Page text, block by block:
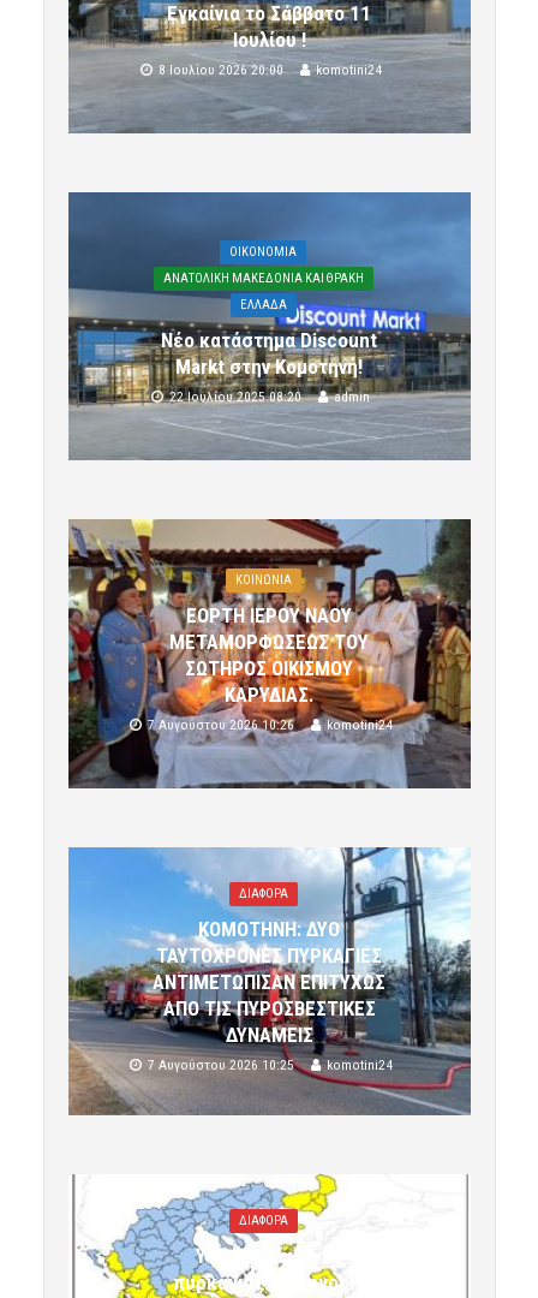
Εγκαίνια το Σάββατο 11
Ιουλίου !
8 Ιουλίου 2026 20:00 komotini24
OIKONOMIA
ΑΝΑΤΟΛΙΚΗ ΜΑΚΕΔΟΝΙΑ ΚΑΙ ΘΡΑΚΗ
ΕΛΛΑΔΑ
Νέο κατάστημα Discount
Markt στην Κομοτηνή!
22 Ιουλίου 2025 08:20 admin
ΚΟΙΝΩΝΙΑ
ΕΟΡΤΗ ΙΕΡΟΥ ΝΑΟΥ
ΜΕΤΑΜΟΡΦΩΣΕΩΣ ΤΟΥ
ΣΩΤΗΡΟΣ ΟΙΚΙΣΜΟΥ
ΚΑΡΥΔΙΑΣ.
7 Αυγούστου 2026 10:26 komotini24
ΔΙΑΦΟΡΑ
ΚΟΜΟΤΗΝΗ: ΔΥΟ
ΤΑΥΤΟΧΡΟΝΕΣ ΠΥΡΚΑΓΙΕΣ
ΑΝΤΙΜΕΤΩΠΙΣΑΝ ΕΠΙΤΥΧΩΣ
ΑΠΟ ΤΙΣ ΠΥΡΟΣΒΕΣΤΙΚΕΣ
ΔΥΝΑΜΕΙΣ
7 Αυγούστου 2026 10:25 komotini24
ΔΙΑΦΟΡΑ
Υψηλός κίνδυνος
πυρκαγιάς (κατηγορία